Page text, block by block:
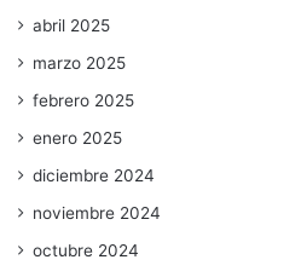
abril 2025
marzo 2025
febrero 2025
enero 2025
diciembre 2024
noviembre 2024
octubre 2024